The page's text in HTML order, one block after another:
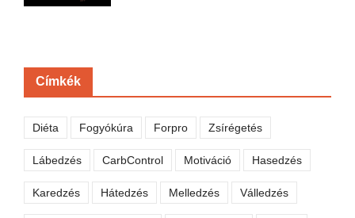
Címkék
Diéta Fogyókúra Forpro Zsírégetés
Lábedzés CarbControl Motiváció Hasedzés
Karedzés Hátedzés Melledzés Válledzés